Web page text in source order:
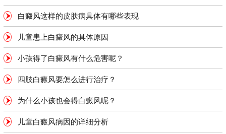
白癜风这样的皮肤病具体有哪些表现
儿童患上白癜风的具体原因
小孩得了白癜风有什么危害呢？
四肢白癜风要怎么进行治疗？
为什么小孩也会得白癜风呢？
儿童白癜风病因的详细分析